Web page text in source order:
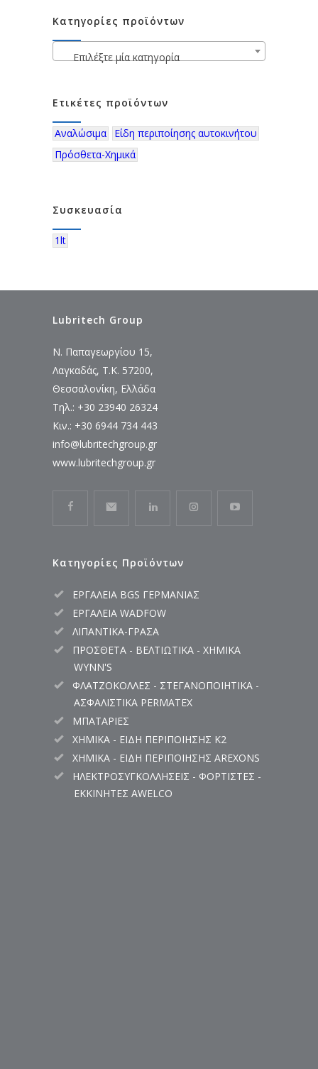
Κατηγορίες προϊόντων
Επιλέξτε μία κατηγορία
Ετικέτες προϊόντων
Αναλώσιμα
Είδη περιποίησης αυτοκινήτου
Πρόσθετα-Χημικά
Συσκευασία
1lt
Lubritech Group
Ν. Παπαγεωργίου 15,
Λαγκαδάς, Τ.Κ. 57200,
Θεσσαλονίκη, Ελλάδα
Τηλ.: +30 23940 26324
Κιν.: +30 6944 734 443
info@lubritechgroup.gr
www.lubritechgroup.gr
Κατηγορίες Προϊόντων
ΕΡΓΑΛΕΙΑ BGS ΓΕΡΜΑΝΙΑΣ
ΕΡΓΑΛΕΙΑ WADFOW
ΛΙΠΑΝΤΙΚΑ-ΓΡΑΣΑ
ΠΡΟΣΘΕΤΑ - ΒΕΛΤΙΩΤΙΚΑ - ΧΗΜΙΚΑ
WYNN'S
ΦΛΑΤΖΟΚΟΛΛΕΣ - ΣΤΕΓΑΝΟΠΟΙΗΤΙΚΑ -
ΑΣΦΑΛΙΣΤΙΚΑ PERMATEX
ΜΠΑΤΑΡΙΕΣ
ΧΗΜΙΚΑ - ΕΙΔΗ ΠΕΡΙΠΟΙΗΣΗΣ K2
ΧΗΜΙΚΑ - ΕΙΔΗ ΠΕΡΙΠΟΙΗΣΗΣ AREXONS
ΗΛΕΚΤΡΟΣΥΓΚΟΛΛΗΣΕΙΣ - ΦΟΡΤΙΣΤΕΣ -
ΕΚΚΙΝΗΤΕΣ AWELCO